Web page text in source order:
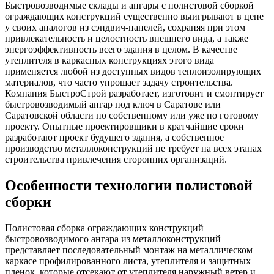
Быстровозводимые склады и ангары с полистовой сборкой
ограждающих конструкций существенно выигрывают в цене
у своих аналогов из сэндвич-панелей, сохраняя при этом
привлекательность и целостность внешнего вида, а также
энергоэффективность всего здания в целом. В качестве
утеплителя в каркасных конструкциях этого вида
применяется любой из доступных видов теплоизолирующих
материалов, что часто упрощает задачу строительства.
Компания БыстроСтрой разработает, изготовит и смонтирует
быстровозводимый ангар под ключ в Саратове или
Саратовской области по собственному или уже по готовому
проекту. Опытные проектировщики в кратчайшие сроки
разработают проект будущего здания, а собственное
производство металлоконструкций не требует на всех этапах
строительства привлечения сторонних организаций.
Особенности технологии полистовой
сборки
Полистовая сборка ограждающих конструкций
быстровозводимого ангара из металлоконструкций
представляет последовательный монтаж на металлическом
каркасе профилированного листа, утеплителя и защитных
пленок, которые отсекают от утеплителя наружный ветер и